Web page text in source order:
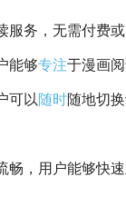
服务，无需付费
能够专注于漫画
可以 随时随地切
，用户能够快